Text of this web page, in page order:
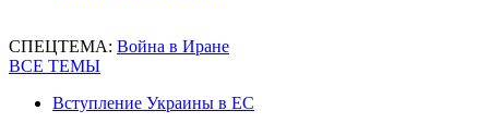
СПЕЦТЕМА: Война в Иране
ВСЕ ТЕМЫ
Вступление Украины в ЕС